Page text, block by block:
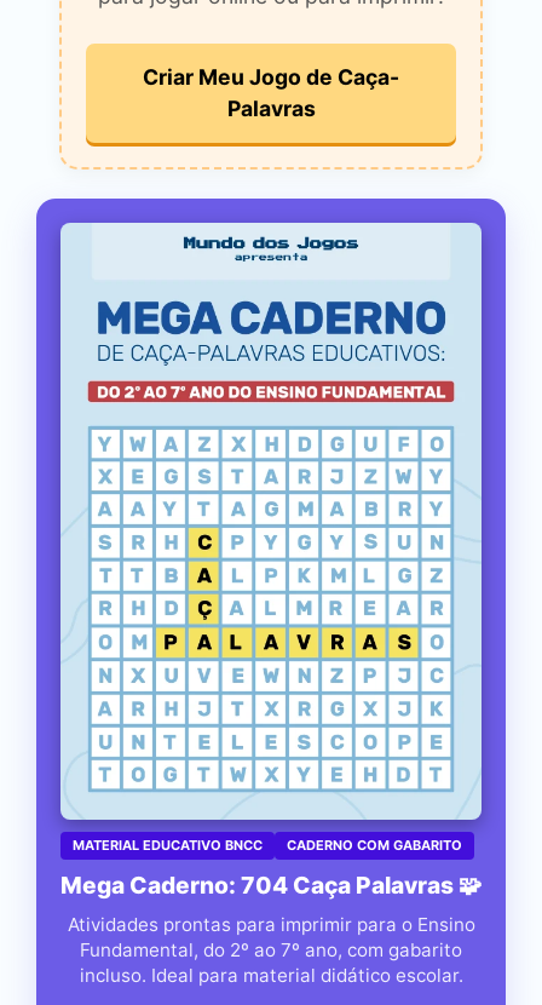
Criar Meu Jogo de Caça-
Palavras
MATERIAL EDUCATIVO BNCC CADERNO COM GABARITO
Mega Caderno: 704 Caça Palavras 🧩
Atividades prontas para imprimir para o Ensino
Fundamental, do 2º ao 7º ano, com gabarito
incluso. Ideal para material didático escolar.